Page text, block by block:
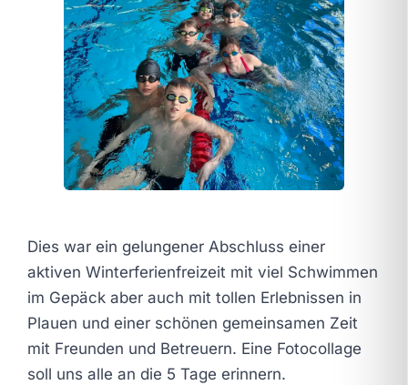
Dies war ein gelungener Abschluss einer
aktiven Winterferienfreizeit mit viel Schwimmen
im Gepäck aber auch mit tollen Erlebnissen in
Plauen und einer schönen gemeinsamen Zeit
mit Freunden und Betreuern. Eine Fotocollage
soll uns alle an die 5 Tage erinnern.